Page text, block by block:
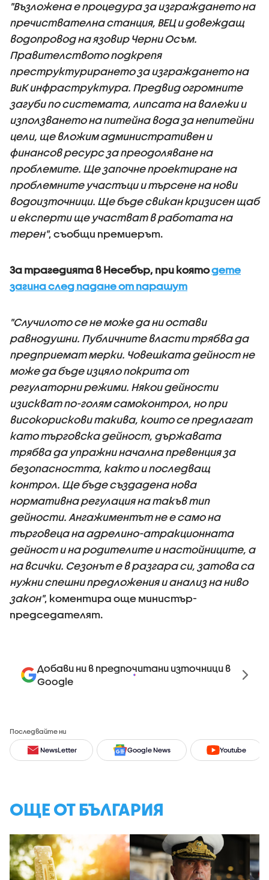
"Възложена е процедура за изграждането на
пречиствателна станция, ВЕЦ и довеждащ
водопровод на язовир Черни Осъм.
Правителството подкрепя
преструктурирането за изграждането на
ВиК инфраструктура. Предвид огромните
загуби по системата, липсата на валежи и
използването на питейна вода за непитейни
цели, ще вложим административен и
финансов ресурс за преодоляване на
проблемите. Ще започне проектиране на
проблемните участъци и търсене на нови
водоизточници. Ще бъде свикан кризисен щаб
и експерти ще участват в работата на
терен", съобщи премиерът.
За трагедията в Несебър, при коятодете
загина след падане от парашут
"Случилото се не може да ни остави
равнодушни. Публичните власти трябва да
предприемат мерки. Човешката дейност не
може да бъде изцяло покрита от
регулаторни режими. Някои дейности
изискват по-голям самоконтрол, но при
високорискови такива, които се предлагат
като търговска дейност, държавата
трябва да упражни начална превенция за
безопасността, както и последващ
контрол. Ще бъде създадена нова
нормативна регулация на такъв тип
дейности. Ангажиментът не е само на
търговеца на адрелино-атракционната
дейност и на родителите и настойниците, а
на всички. Сезонът е в разгара си, затова са
нужни спешни предложения и анализ на ниво
закон", коментира още министър-
председателят.
Добави ни в предпочитани източници в
Google
Последвайте ни
NewsLetter Google News Youtube
ОЩЕ ОТ БЪЛГАРИЯ